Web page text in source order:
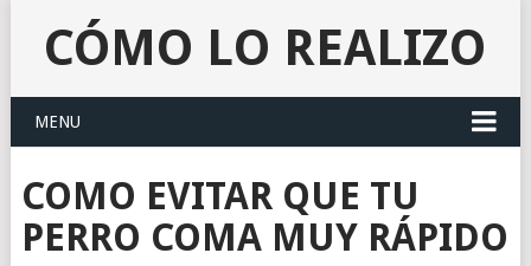
CÓMO LO REALIZO
MENU
COMO EVITAR QUE TU
PERRO COMA MUY RÁPIDO